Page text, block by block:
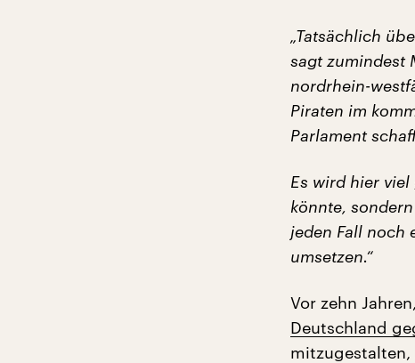
„Tatsächlich
sagt zumindest
nordrhein-
Piraten im
Parlament
Es wird hier
könnte,
jeden Fall noch
umsetzen.“
Vor zehn Jahren,
Deutschland
mitzugestalten,